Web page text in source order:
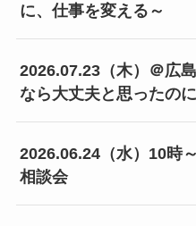
に、仕事を変える～
2026.07.23（木）＠広
なら大丈夫と思ったの
2026.06.24（水）10時
相談会